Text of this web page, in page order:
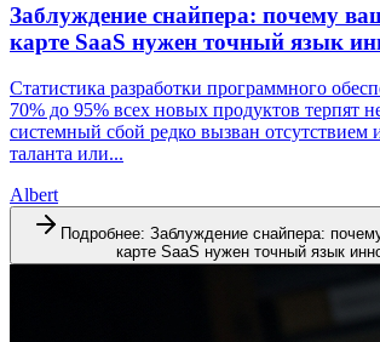
Заблуждение снайпера: почему
карте SaaS нужен точный язык
Статистика разработки программного
70% до 95% всех новых продуктов терпят
системный сбой редко вызван отсутствием
таланта или...
Albert
Подробнее: Заблуждение снайпера:
карте SaaS нужен точный язык